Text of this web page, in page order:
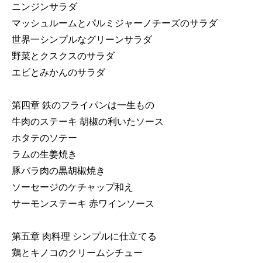
ニンジンサラダ
マッシュルームとパルミジャーノチーズのサラダ
世界一シンプルなグリーンサラダ
野菜とクスクスのサラダ
エビとみかんのサラダ
第四章 鉄のフライパンは一生もの
牛肉のステーキ 胡椒の利いたソース
ホタテのソテー
ラムの生姜焼き
豚バラ肉の黒胡椒焼き
ソーセージのケチャップ和え
サーモンステーキ 赤ワインソース
第五章 肉料理 シンプルに仕立てる
鶏とキノコのクリームシチュー